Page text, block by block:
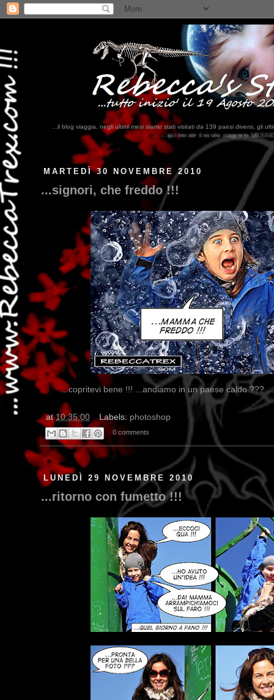
...il blog viaggia, negli ultimi mesi siamo stati visitati da 139 paesi diversi, gli
...qui trovate il nostro viaggio in MESSICO 2023...
clikka qui !!!
MARTEDÌ 30 NOVEMBRE 2010
...signori, che freddo !!!
...copritevi bene !!! ...andiamo in un paese caldo ???
at10:35:00 Labels: photoshop
0 comments
LUNEDÌ 29 NOVEMBRE 2010
...ritorno con fumetto !!!